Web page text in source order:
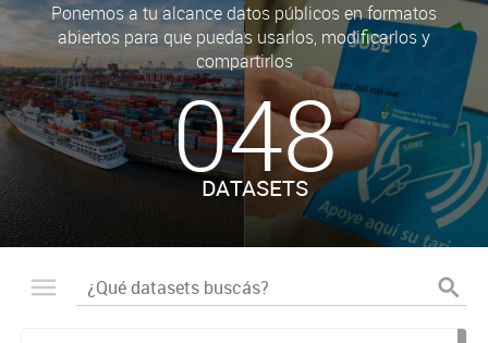
Ponemos a tu alcance datos públicos en formatos
abiertos para que puedas usarlos, modificarlos y
compartirlos
048
DATASETS